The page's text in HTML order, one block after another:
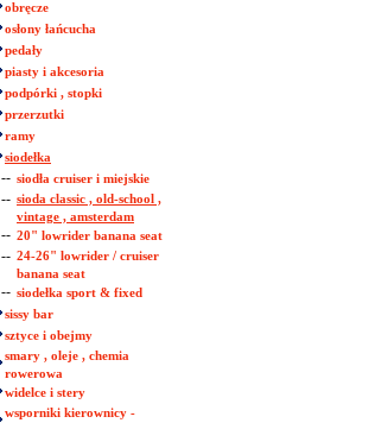
obręcze
osłony łańcucha
pedały
piasty i akcesoria
podpórki , stopki
przerzutki
ramy
siodełka
-- siodła cruiser i miejskie
-- sioda classic , old-school ,
vintage , amsterdam
-- 20" lowrider banana seat
-- 24-26" lowrider / cruiser
banana seat
-- siodełka sport & fixed
sissy bar
sztyce i obejmy
smary , oleje , chemia
rowerowa
widelce i stery
wsporniki kierownicy -